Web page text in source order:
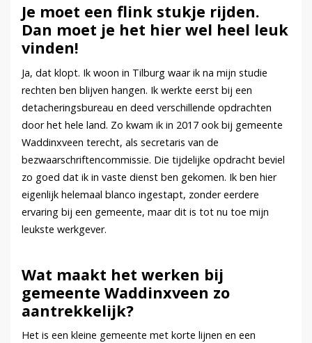
Je moet een flink stukje rijden.
Dan moet je het hier wel heel leuk
vinden!
Ja, dat klopt. Ik woon in Tilburg waar ik na mijn studie
rechten ben blijven hangen. Ik werkte eerst bij een
detacheringsbureau en deed verschillende opdrachten
door het hele land. Zo kwam ik in 2017 ook bij gemeente
Waddinxveen terecht, als secretaris van de
bezwaarschriftencommissie. Die tijdelijke opdracht beviel
zo goed dat ik in vaste dienst ben gekomen. Ik ben hier
eigenlijk helemaal blanco ingestapt, zonder eerdere
ervaring bij een gemeente, maar dit is tot nu toe mijn
leukste werkgever.
Wat maakt het werken bij
gemeente Waddinxveen zo
aantrekkelijk?
Het is een kleine gemeente met korte lijnen en een